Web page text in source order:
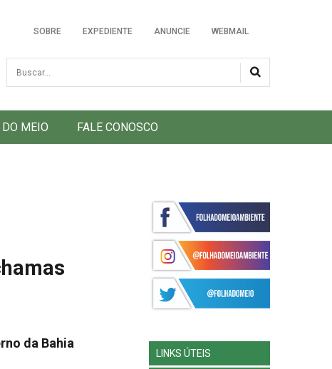
SOBRE EXPEDIENTE ANUNCIE WEBMAIL
Busca
MEIO FALE CONOSCO
da Bahia
LINKS ÚTEIS